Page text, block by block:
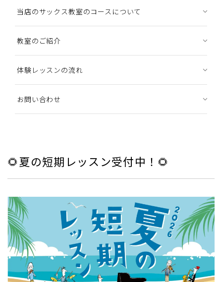
当店のサックス教室のコースについて
教室のご紹介
体験レッスンの流れ
お問い合わせ
🌻夏の短期レッスン受付中！🌻